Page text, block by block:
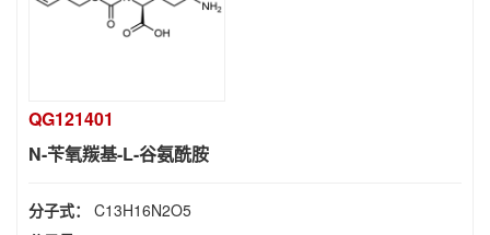
QG121401
N-苄氧羰基-L-谷氨酰胺
分子式： C13H16N2O5